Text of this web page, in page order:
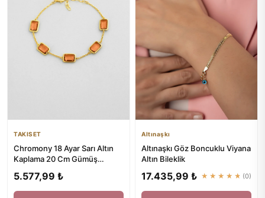
TAKISET
Chromony 18 Ayar Sarı Altın
Kaplama 20 Cm Gümüş
5.577,99 ₺
Altınaşkı
Altınaşkı Göz Boncuklu Viyana
Altın Bileklik
17.435,99 ₺ ★★★★★ (0)